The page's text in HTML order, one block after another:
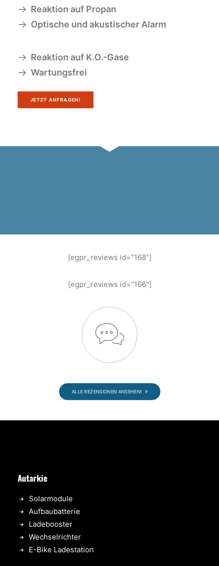
Reaktion auf Propan
Optische und akustischer Alarm
Reaktion auf K.O.-Gase
Wartungsfrei
JETZT ANFRAGEN!
[egpr_reviews id="168"]
[egpr_reviews id="166"]
ALLE REZENSIONEN ANSEHEN!
Autarkie
Solarmodule
Aufbaubatterie
Ladebooster
Wechselrichter
E-Bike Ladestation